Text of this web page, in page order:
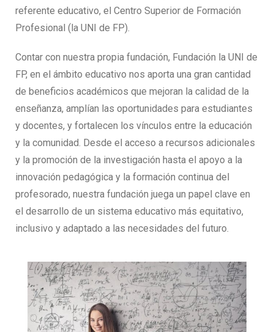
referente educativo, el Centro Superior de Formación
Profesional (la UNI de FP).
Contar con nuestra propia fundación, Fundación la UNI de
FP, en el ámbito educativo nos aporta una gran cantidad
de beneficios académicos que mejoran la calidad de la
enseñanza, amplían las oportunidades para estudiantes
y docentes, y fortalecen los vínculos entre la educación
y la comunidad. Desde el acceso a recursos adicionales
y la promoción de la investigación hasta el apoyo a la
innovación pedagógica y la formación continua del
profesorado, nuestra fundación juega un papel clave en
el desarrollo de un sistema educativo más equitativo,
inclusivo y adaptado a las necesidades del futuro.